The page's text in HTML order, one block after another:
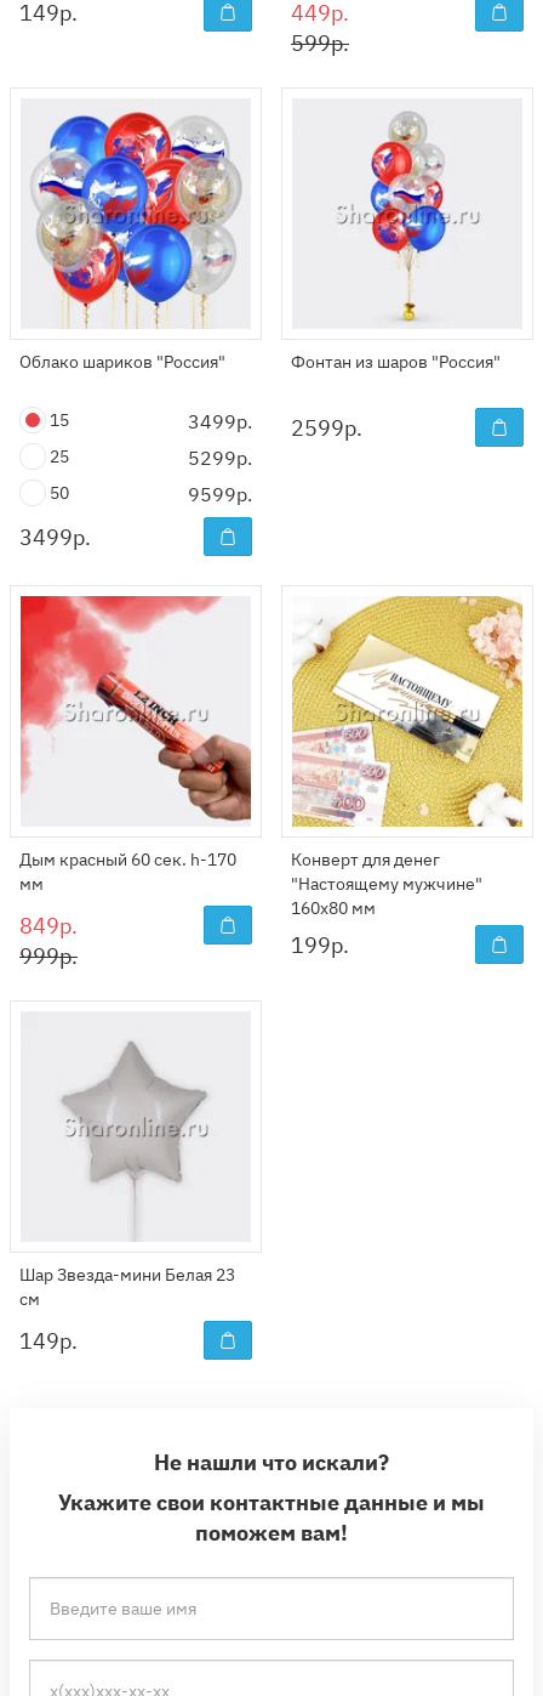
149р.
449р.
599р.
Облако шариков "Россия"
15 3499р.
25 5299р.
50 9599р.
3499р.
Фонтан из шаров "Россия"
2599р.
Дым красный 60 сек. h-170
мм
849р.
999р.
Конверт для денег
"Настоящему мужчине"
160x80 мм
199р.
Шар Звезда-мини Белая 23
см
149р.
Не нашли что искали?
Укажите свои контактные данные и мы
поможем вам!